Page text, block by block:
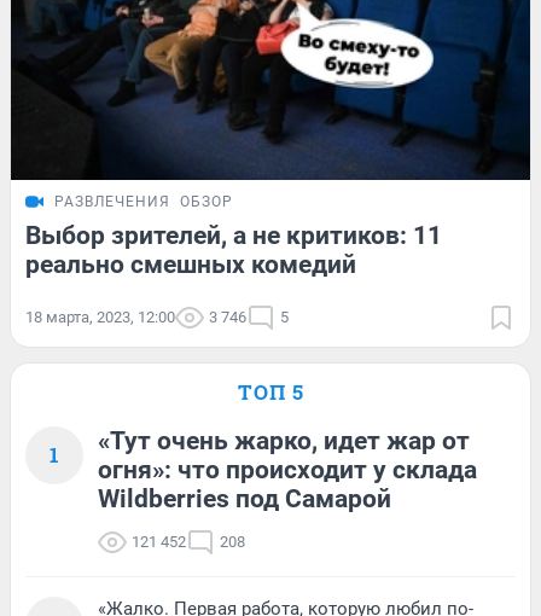
РАЗВЛЕЧЕНИЯ ОБЗОР
Выбор зрителей, а не критиков: 11
реально смешных комедий
18 марта, 2023, 12:00 3 746 5
ТОП 5
1
«Тут очень жарко, идет жар от
огня»: что происходит у склада
Wildberries под Самарой
121 452 208
«Жалко. Первая работа, которую любил по-